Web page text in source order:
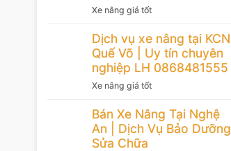
Xe nâng giá tốt
Dịch vụ xe nâng tại KCN
Quế Võ | Uy tín chuyên
nghiệp LH 0868481555
Xe nâng giá tốt
Bán Xe Nâng Tại Nghệ
An | Dịch Vụ Bảo Dưỡng
Sửa Chữa